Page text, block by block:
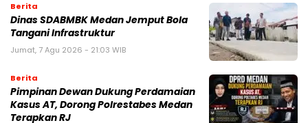
Berita
Dinas SDABMBK Medan Jemput Bola
Tangani Infrastruktur
Jumat, 7 Agu 2026 - 21:03 WIB
Berita
Pimpinan Dewan Dukung Perdamaian
Kasus AT, Dorong Polrestabes Medan
Terapkan RJ